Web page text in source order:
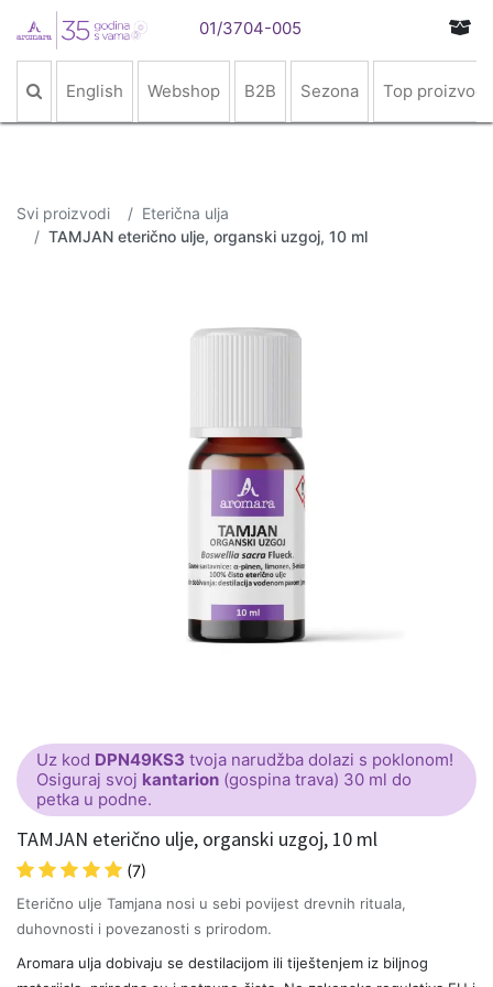
01/3704-005
English Webshop B2B Sezona Top proizvodi
Svi proizvodi
Eterična ulja
TAMJAN eterično ulje, organski uzgoj, 10 ml
Uz kod DPN49KS3 tvoja narudžba dolazi s poklonom!
Osiguraj svoj kantarion (gospina trava) 30 ml do
petka u podne.
TAMJAN eterično ulje, organski uzgoj, 10 ml
(7)
Eterično ulje Tamjana nosi u sebi povijest drevnih rituala,
duhovnosti i povezanosti s prirodom.
Aromara ulja dobivaju se destilacijom ili tiještenjem iz biljnog